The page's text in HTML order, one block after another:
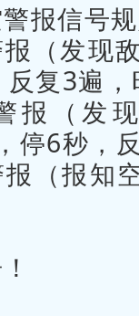
报信号规
发现敌
复3遍
（发现
停6秒，
报知空